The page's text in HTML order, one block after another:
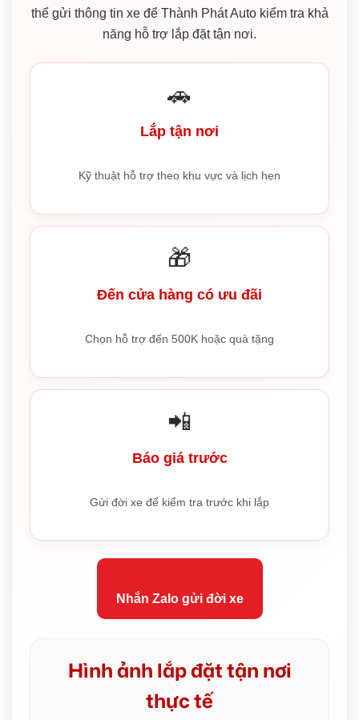
thể gửi thông tin xe để Thành Phát Auto kiểm tra khả
năng hỗ trợ lắp đặt tận nơi.
🚗
Lắp tận nơi
Kỹ thuật hỗ trợ theo khu vực và lịch hẹn
🎁
Đến cửa hàng có ưu đãi
Chọn hỗ trợ đến 500K hoặc quà tặng
📲
Báo giá trước
Gửi đời xe để kiểm tra trước khi lắp
Nhắn Zalo gửi đời xe
Hình ảnh lắp đặt tận nơi
thực tế